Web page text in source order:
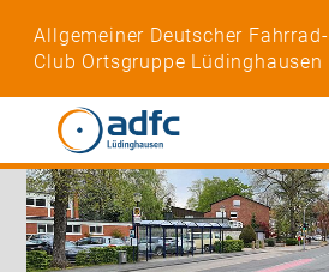
Allgemeiner Deutscher Fahrrad-
Club Ortsgruppe Lüdinghausen